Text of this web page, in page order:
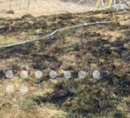
02 01
2023 032023 022023 012021 032021 012019 022019 01
02 03
2018 012016 05